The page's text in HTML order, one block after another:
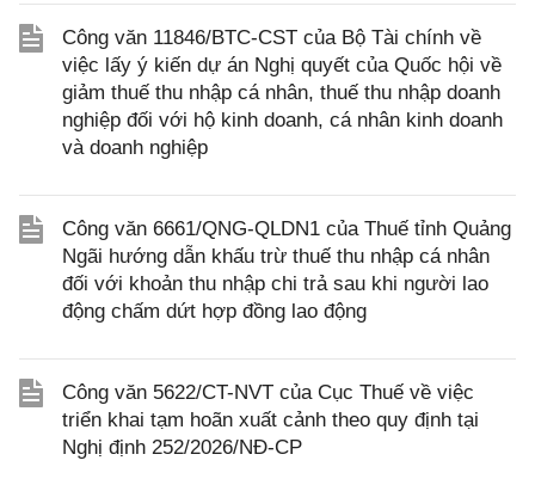
Công văn 11846/BTC-CST của Bộ Tài chính về
việc lấy ý kiến dự án Nghị quyết của Quốc hội về
giảm thuế thu nhập cá nhân, thuế thu nhập doanh
nghiệp đối với hộ kinh doanh, cá nhân kinh doanh
và doanh nghiệp
Công văn 6661/QNG-QLDN1 của Thuế tỉnh Quảng
Ngãi hướng dẫn khấu trừ thuế thu nhập cá nhân
đối với khoản thu nhập chi trả sau khi người lao
động chấm dứt hợp đồng lao động
Công văn 5622/CT-NVT của Cục Thuế về việc
triển khai tạm hoãn xuất cảnh theo quy định tại
Nghị định 252/2026/NĐ-CP